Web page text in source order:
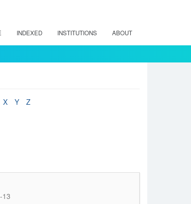
INDEXED INSTITUTIONS ABOUT
X Y
Z
13